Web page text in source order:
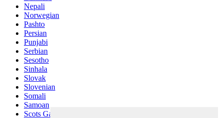
Nepali
Norwegian
Pashto
Persian
Punjabi
Serbian
Sesotho
Sinhala
Slovak
Slovenian
Somali
Samoan
Scots Gaelic